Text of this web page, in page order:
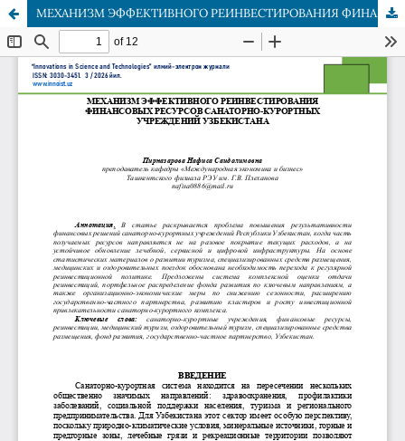
МЕХАНИЗМ ЭФФЕКТИВНОГО РЕИНВЕСТИРОВАНИЯ ФИНАНСОВЫХ РЕСУРСОВ САНАТОРНО-КУРОРТНЫХ УЧРЕЖДЕНИЙ УЗБЕКИСТАНА